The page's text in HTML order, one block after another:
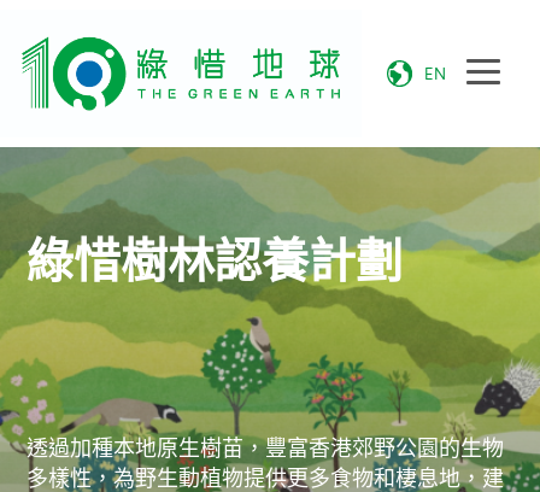
EN
綠惜樹林認養計劃
透過加種本地原生樹苗，豐富香港郊野公園的生物
多樣性，為野生動植物提供更多食物和棲息地，建